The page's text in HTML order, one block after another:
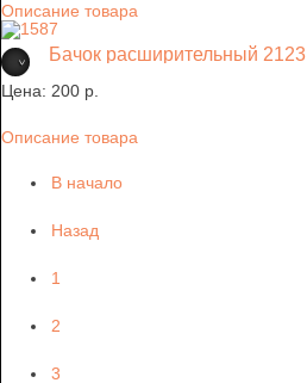
Описание товара
Бачок расширительный 2123
Цена: 200 p.
Описание товара
В начало
Назад
1
2
3